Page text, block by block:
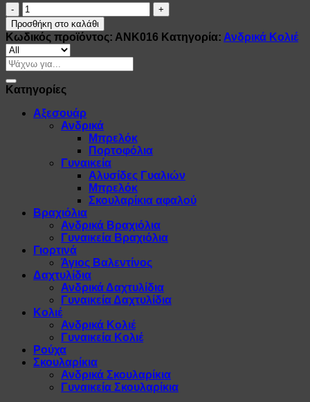
Ατσάλινος
σταυρός
με
αλυσίδα
ποσότητα
Προσθήκη στο καλάθι
Κωδικός προϊόντος: ΑΝΚ016 Κατηγορία: Ανδρικά Κολιέ
Αναζήτηση
για:
Κατηγορίες
Αξεσουάρ
Ανδρικά
Μπρελόκ
Πορτοφόλια
Γυναικεία
Αλυσίδες Γυαλιών
Μπρελόκ
Σκουλαρίκια αφαλού
Βραχιόλια
Ανδρικά Βραχιόλια
Γυναικεία Βραχιόλια
Γιορτινά
Άγιος Βαλεντίνος
Δαχτυλίδια
Ανδρικά Δαχτυλίδια
Γυναικεία Δαχτυλίδια
Κολιέ
Ανδρικά Κολιέ
Γυναικεία Κολιέ
Ρούχα
Σκουλαρίκια
Ανδρικά Σκουλαρίκια
Γυναικεία Σκουλαρίκια